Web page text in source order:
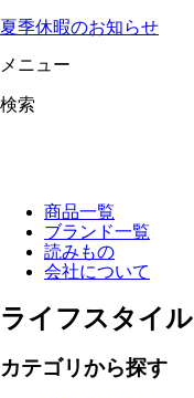
夏季休暇のお知らせ
メニュー
検索
商品一覧
ブランド一覧
読みもの
会社について
ライフスタイル
カテゴリから探す